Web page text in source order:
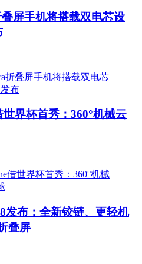
屏手机将搭载双电芯设
界杯首秀：360°机械云
发布：全新铰链、更轻机
叠屏